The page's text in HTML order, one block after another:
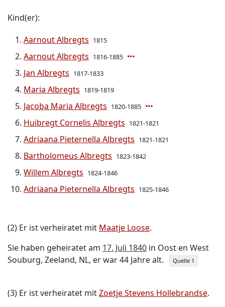
Kind(er):
Aarnout Albregts 1815
Aarnout Albregts 1816-1885
Jan Albregts 1817-1833
Maria Albregts 1819-1819
Jacoba Maria Albregts 1820-1885
Huibregt Cornelis Albregts 1821-1821
Adriaana Pieternella Albregts 1821-1821
Bartholomeus Albregts 1823-1842
Willem Albregts 1824-1846
Adriaana Pieternella Albregts 1825-1846
(2) Er ist verheiratet mit Maatje Loose.
Sie haben geheiratet am 17. Juli 1840 in Oost en West
Souburg, Zeeland, NL, er war 44 Jahre alt.
Quelle 1
(3) Er ist verheiratet mitZoetje Stevens Hollebrandse.